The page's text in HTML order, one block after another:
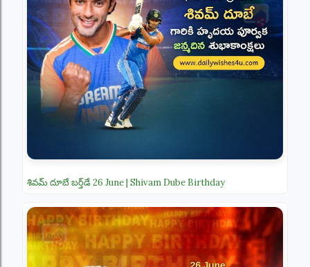
శివమ్ దూబే బర్త్‌డే 26 June | Shivam Dube Birthday